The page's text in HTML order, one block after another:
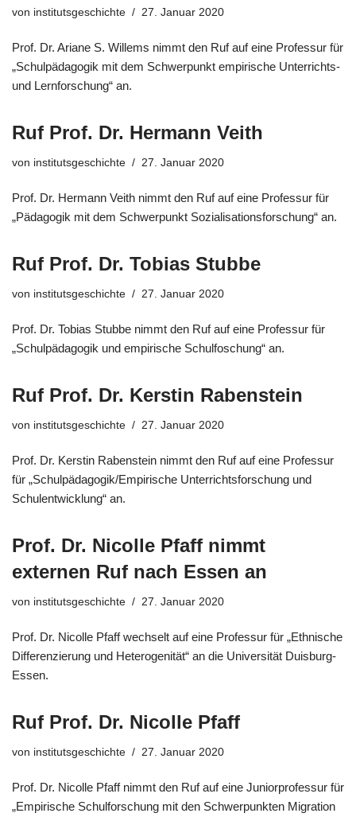
von institutsgeschichte 27. Januar 2020
Prof. Dr. Ariane S. Willems nimmt den Ruf auf eine Professur für
„Schulpädagogik mit dem Schwerpunkt empirische Unterrichts-
und Lernforschung“ an.
Ruf Prof. Dr. Hermann Veith
von institutsgeschichte 27. Januar 2020
Prof. Dr. Hermann Veith nimmt den Ruf auf eine Professur für
„Pädagogik mit dem Schwerpunkt Sozialisationsforschung“ an.
Ruf Prof. Dr. Tobias Stubbe
von institutsgeschichte 27. Januar 2020
Prof. Dr. Tobias Stubbe nimmt den Ruf auf eine Professur für
„Schulpädagogik und empirische Schulfoschung“ an.
Ruf Prof. Dr. Kerstin Rabenstein
von institutsgeschichte 27. Januar 2020
Prof. Dr. Kerstin Rabenstein nimmt den Ruf auf eine Professur
für „Schulpädagogik/Empirische Unterrichtsforschung und
Schulentwicklung“ an.
Prof. Dr. Nicolle Pfaff nimmt
externen Ruf nach Essen an
von institutsgeschichte 27. Januar 2020
Prof. Dr. Nicolle Pfaff wechselt auf eine Professur für „Ethnische
Differenzierung und Heterogenität“ an die Universität Duisburg-
Essen.
Ruf Prof. Dr. Nicolle Pfaff
von institutsgeschichte 27. Januar 2020
Prof. Dr. Nicolle Pfaff nimmt den Ruf auf eine Juniorprofessur für
„Empirische Schulforschung mit den Schwerpunkten Migration